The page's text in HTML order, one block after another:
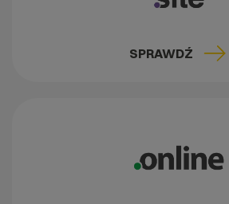
SPRAWDŹ